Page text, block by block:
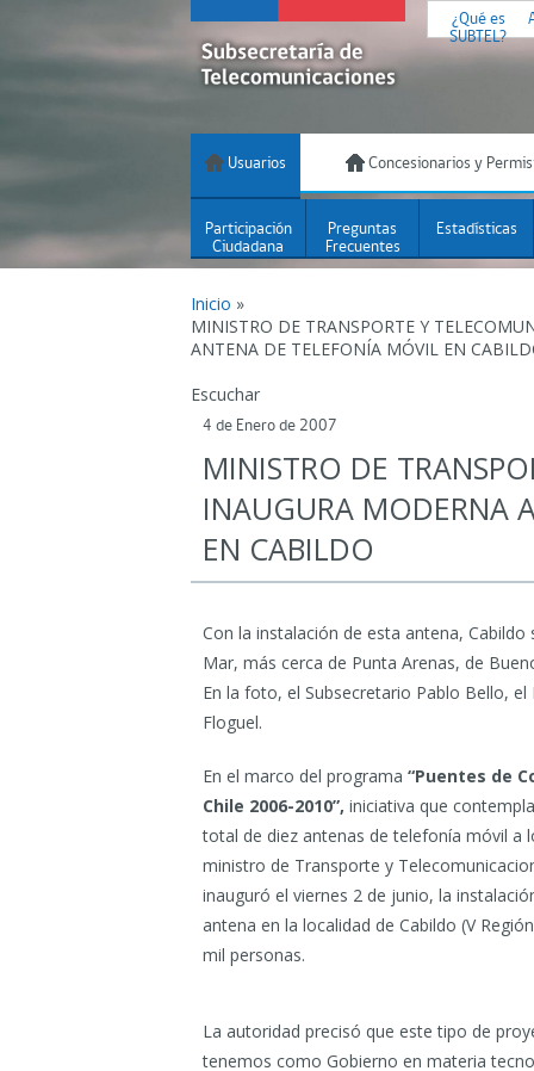
¿Qué es
SUBTEL?
Usuarios Concesionarios y
Participación
Ciudadana
Preguntas
Frecuentes
Estadísticas
Inicio »
MINISTRO DE TRANSPORTE Y
ANTENA DE TELEFONÍA MÓVIL EN
Escuchar
4 de Enero de 2007
MINISTRO DE
INAUGURA MODERNA
EN CABILDO
Con la instalación de esta antena,
Mar, más cerca de Punta Arenas, de
En la foto, el Subsecretario Pablo Bello,
Floguel.
En el marco del programa “Puentes de
Chile 2006-2010”, iniciativa que
total de diez antenas de telefonía móvil a
ministro de Transporte y
inauguró el viernes 2 de junio, la
antena en la localidad de Cabildo (V
mil personas.
La autoridad precisó que este tipo de
tenemos como Gobierno en materia